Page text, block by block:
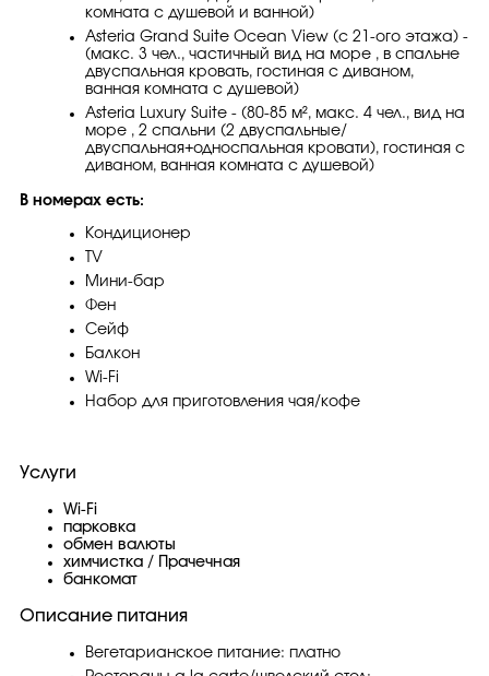
комната с душевой и ванной)
Asteria Grand Suite Ocean View (с 21-ого этажа) -
(макс. 3 чел., частичный вид на море , в спальне
двуспальная кровать, гостиная с диваном,
ванная комната с душевой)
Asteria Luxury Suite - (80-85 м², макс. 4 чел., вид на
море , 2 спальни (2 двуспальные/
двуспальная+односпальная кровати), гостиная с
диваном, ванная комната с душевой)
В номерах есть:
Кондиционер
TV
Мини-бар
Фен
Сейф
Балкон
Wi-Fi
Набор для приготовления чая/кофе
Услуги
Wi-Fi
парковка
обмен валюты
химчистка / Прачечная
банкомат
Описание питания
Вегетарианское питание: платно